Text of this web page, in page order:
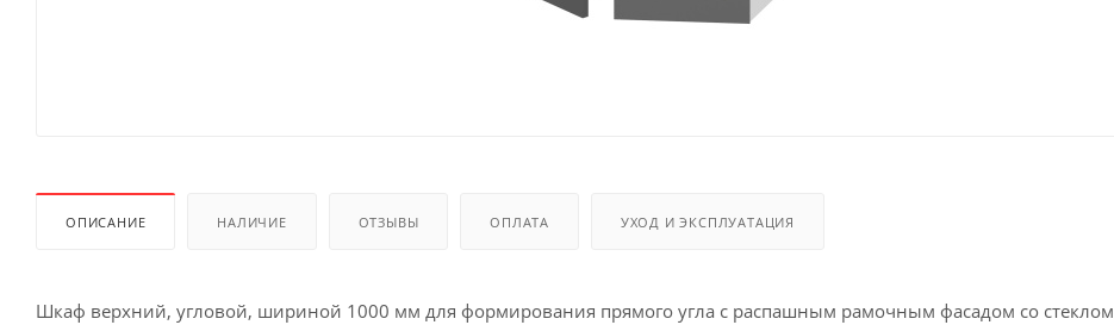
ОПИСАНИЕ НАЛИЧИЕ ОТЗЫВЫ ОПЛАТА УХОД И ЭКСПЛУАТАЦИЯ
Шкаф верхний, угловой, шириной 1000 мм для формирования прямого угла с распашным рамочным фасадом со стеклом